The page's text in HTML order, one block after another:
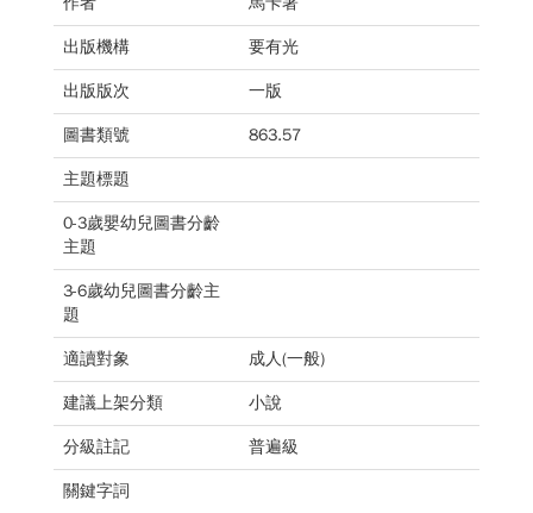
出版機構 要有光
出版版次 一版
圖書類號 863.57
主題標題
0-3歲嬰幼兒圖書分齡
主題
3-6歲幼兒圖書分齡主
題
適讀對象 成人(一般)
建議上架分類 小說
分級註記 普遍級
關鍵字詞